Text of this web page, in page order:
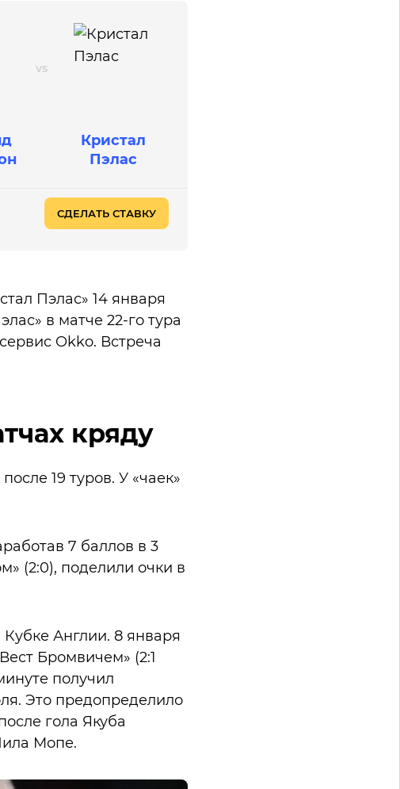
Кристал
Пэлас
СДЕЛАТЬ СТАВКУ
Пэлас» 14 января
в матче 22-го тура
Okko. Встреча
кряду
19 туров. У «чаек»
7 баллов в 3
(2:0), поделили очки в
Англии. 8 января
Бромвичем» (2:1
получил
Это предопределило
гола Якуба
Мопе.